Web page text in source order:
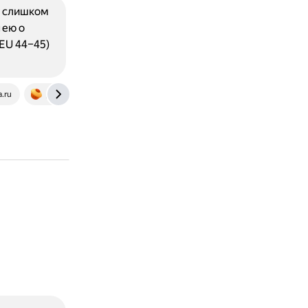
pikabu.ru
слишком
ею о
44–45)